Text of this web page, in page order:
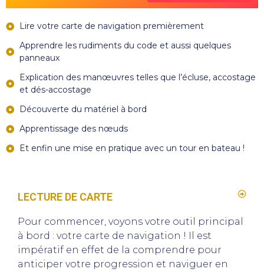
Lire votre carte de navigation premièrement
Apprendre les rudiments du code et aussi quelques
panneaux
Explication des manœuvres telles que l’écluse, accostage
et dés-accostage
Découverte du matériel à bord
Apprentissage des nœuds
Et enfin une mise en pratique avec un tour en bateau !
LECTURE DE CARTE
Pour commencer, voyons votre outil principal
à bord : votre carte de navigation ! Il est
impératif en effet de la comprendre pour
anticiper votre progression et naviguer en